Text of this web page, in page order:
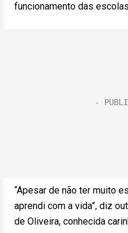
funcionamento das
“Apesar de não ter muito
aprendi com a vida”, diz
de Oliveira, conhecida